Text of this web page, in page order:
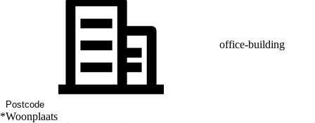
office-building
*Woonplaats